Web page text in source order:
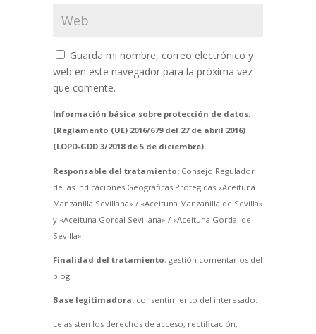
Guarda mi nombre, correo electrónico y
web en este navegador para la próxima vez
que comente.
Información básica sobre protección de datos:
(Reglamento (UE) 2016/679 del 27 de abril 2016)
(LOPD-GDD 3/2018 de 5 de diciembre).
Responsable del tratamiento:Consejo Regulador
de las Indicaciones Geográficas Protegidas «Aceituna
Manzanilla Sevillana» / «Aceituna Manzanilla de Sevilla»
y «Aceituna Gordal Sevillana» / «Aceituna Gordal de
Sevilla».
Finalidad del tratamiento:gestión comentarios del
blog.
Base legitimadora:consentimiento del interesado.
Le asisten los derechos de acceso, rectificación,